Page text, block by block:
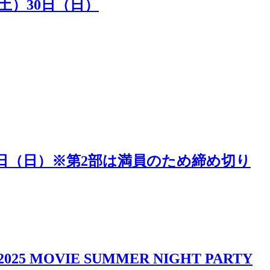
30日（日）
（日）※第2部は満員のため締め切り
MOVIE SUMMER NIGHT PARTY